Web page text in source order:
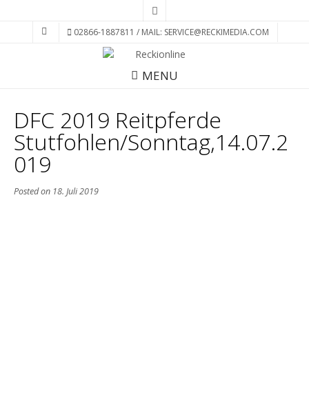
02866-1887811 / MAIL: SERVICE@RECKIMEDIA.COM
MENU
DFC 2019 Reitpferde
Stutfohlen/Sonntag,14.07.2
019
Posted on 18. Juli 2019